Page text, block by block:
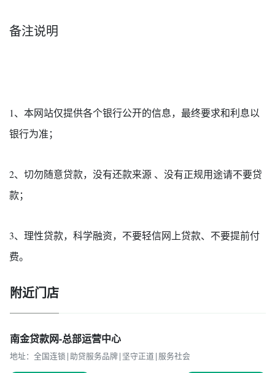
备注说明
1、本网站仅提供各个银行公开的信息，最终要求和利息以
银行为准；
2、切勿随意贷款，没有还款来源 、没有正规用途请不要贷
款；
3、理性贷款，科学融资，不要轻信网上贷款、不要提前付
费。
附近门店
南金贷款网-总部运营中心
地址：全国连锁|助贷服务品牌|坚守正道|服务社会